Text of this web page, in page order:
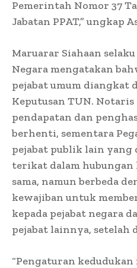
Pemerintah Nomor 37
Jabatan PPAT,” ungkap
Maruarar Siahaan
Negara mengatakan
pejabat umum diangkat
Keputusan TUN.
pendapatan dan
berhenti, sementara
pejabat publik lain
terikat dalam
sama, namun berbeda
kewajiban untuk
kepada pejabat negara
pejabat lainnya, setelah
“Pengaturan